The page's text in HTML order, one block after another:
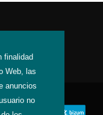
finalidad
Web, las
anuncios
no